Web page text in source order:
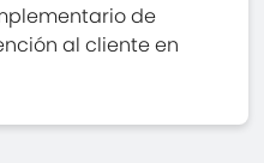
de
al cliente en